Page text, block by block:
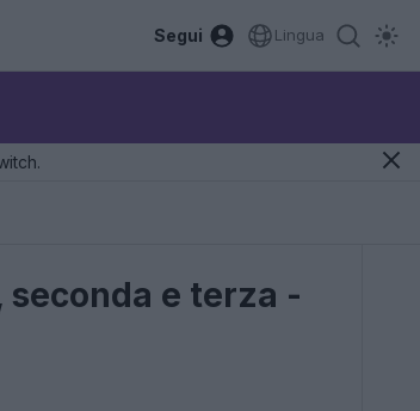
Segui Lingua
seconda e terza -